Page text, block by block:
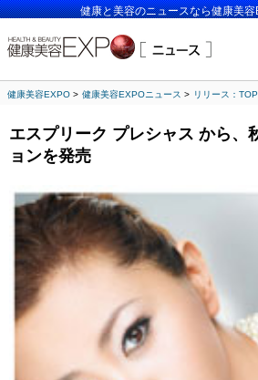
健康と美容のニュースなら健康美
健康美容EXPO 健康美容EXPOニュース リリース：TOP
エスプリーク プレシャス から、
ョンを発売